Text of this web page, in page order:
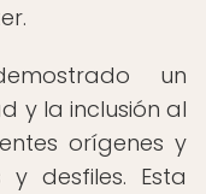
un
y la inclusión al
orígenes y
desfiles. Esta